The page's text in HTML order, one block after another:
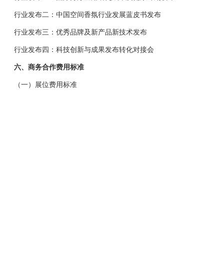
行业发布二：中国空间香氛行业发展蓝皮书发布
行业发布三：优秀品牌及新产品新技术发布
行业发布四：科技创新与成果发布转化对接会
六、商务合作费用标准
（一）展位费用标准